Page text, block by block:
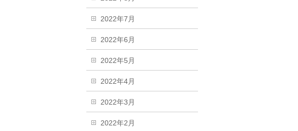
2022年7月
2022年6月
2022年5月
2022年4月
2022年3月
2022年2月